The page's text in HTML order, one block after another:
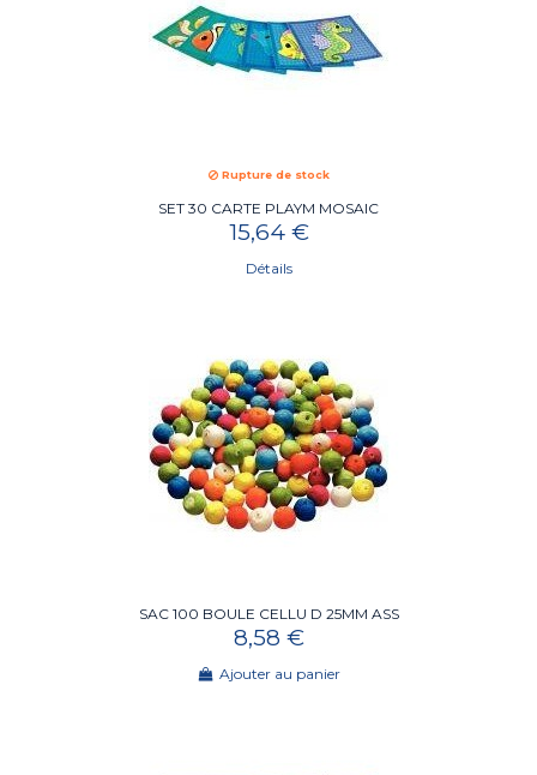
Rupture de stock
SET 30 CARTE PLAYM MOSAIC
15,64 €
Détails
SAC 100 BOULE CELLU D 25MM ASS
8,58 €
Ajouter au panier